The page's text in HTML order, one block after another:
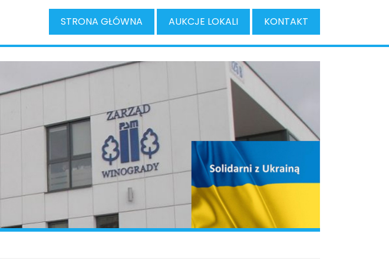
STRONA GŁÓWNA AUKCJE LOKALI KONTAKT